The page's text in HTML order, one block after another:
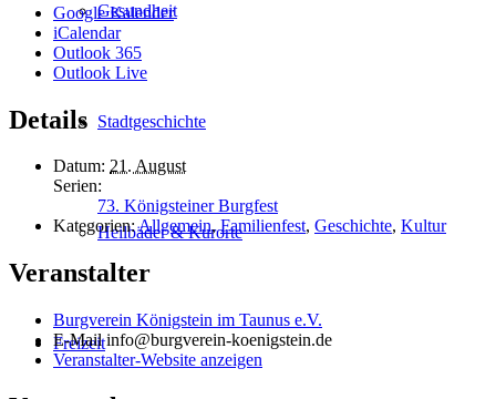
Gesundheit
Stadtgeschichte
Heilbäder & Kurorte
Freizeit
Google Kalender
iCalendar
Outlook 365
Outlook Live
Details
Datum: 21. August
Serien:
73. Königsteiner Burgfest
Kategorien:Allgemein,Familienfest, Geschichte, Kultur
Veranstalter
Burgverein Königstein im Taunus e.V.
E-Mailinfo@burgverein-koenigstein.de
Veranstalter-Website anzeigen